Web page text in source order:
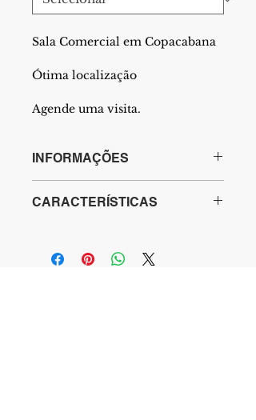
Sala Comercial em Copacabana
Ótima localização
Agende uma visita.
INFORMAÇÕES
Condomínio: -
CARACTERÍSTICAS
X Banheiros